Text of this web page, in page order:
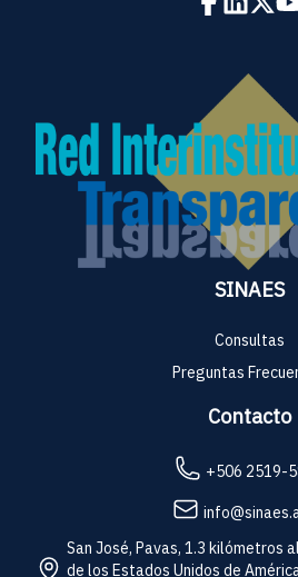
SINAES
Consultas
Preguntas
Contacto
+506 2519-
San José, Pavas, 1.3 kilómetros
de los Estados Unidos de